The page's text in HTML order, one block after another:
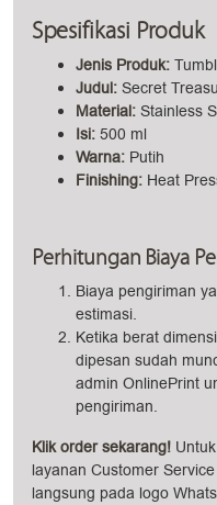
Spesifikasi Produk
Jenis Produk:
Judul: Secret
Material: Stainless
Isi: 500 ml
Warna: Putih
Finishing: Heat
Perhitungan Biaya
Biaya pengiriman
estimasi.
Ketika berat
dipesan sudah
admin OnlinePrint
pengiriman.
Klik order sekarang!
layanan Customer
langsung pada logo